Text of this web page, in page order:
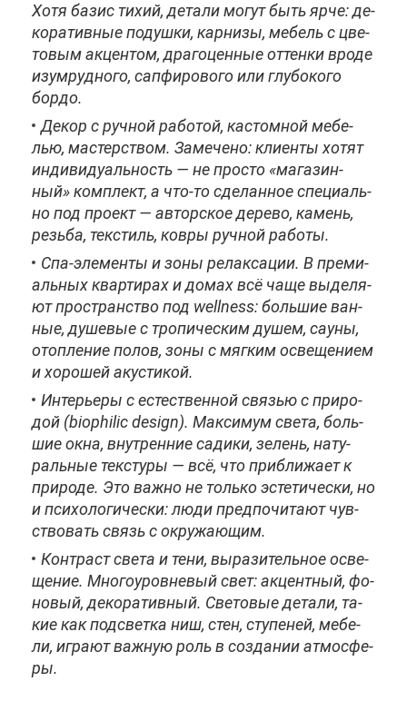
Хо­тя ба­зис ти­хий, де­та­ли мо­гут быть яр­че: де­
ко­ра­тив­ные по­душ­ки, кар­ни­зы, ме­бель с цве­
то­вым ак­цен­том, дра­го­цен­ные от­тен­ки вро­де
изу­мруд­но­го, сап­фи­ро­во­го или глу­бо­ко­го
бор­до.
Де­кор с руч­ной ра­бо­той, ка­стом­ной ме­бе­
лью, ма­стер­ством. За­ме­че­но: кли­ен­ты хо­тят
ин­ди­ви­ду­аль­ность — не про­сто «ма­га­зин­
ный» ком­плект, а что-то сде­лан­ное спе­ци­аль­
но под про­ект — ав­тор­ское де­ре­во, ка­мень,
резь­ба, тек­стиль, ков­ры руч­ной ра­бо­ты.
Спа-эле­мен­ты и зо­ны ре­лак­са­ции. В пре­ми­
аль­ных квар­ти­рах и до­мах всё ча­ще вы­де­ля­
ют про­стран­ство под wellness: боль­шие ван­
ные, ду­ше­вые с тро­пи­че­ским ду­шем, сау­ны,
отоп­ле­ние по­лов, зо­ны с мяг­ким осве­ще­ни­ем
и хо­ро­шей аку­сти­кой.
Ин­те­рье­ры с есте­ствен­ной свя­зью с при­ро­
дой (biophilic design). Мак­си­мум све­та, боль­
шие ок­на, внут­рен­ние са­ди­ки, зе­лень, на­ту­
раль­ные тек­сту­ры — всё, что при­бли­жа­ет к
при­ро­де. Это важ­но не толь­ко эс­те­ти­че­ски, но
и пси­хо­ло­ги­че­ски: лю­ди пред­по­чи­та­ют чув­
ство­вать связь с окру­жа­ю­щим.
Кон­траст све­та и те­ни, вы­ра­зи­тель­ное осве­
ще­ние. Мно­го­уров­не­вый свет: ак­цент­ный, фо­
но­вый, де­ко­ра­тив­ный. Све­то­вые де­та­ли, та­
кие как под­свет­ка ниш, стен, сту­пе­ней, ме­бе­
ли, иг­ра­ют важ­ную роль в со­зда­нии ат­мо­сфе­
ры.